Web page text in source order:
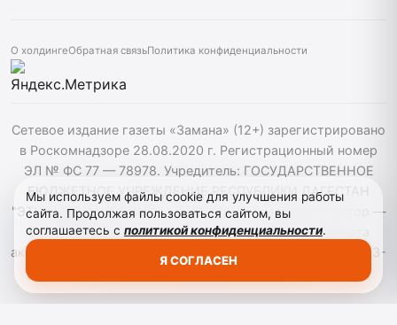
О холдингеОбратная связьПолитика конфиденциальности
Сетевое издание газеты «Замана» (12+) зарегистрировано
в Роскомнадзоре 28.08.2020 г. Регистрационный номер
ЭЛ № ФС 77 — 78978. Учредитель: ГОСУДАРСТВЕННОЕ
БЮДЖЕТНОЕ УЧРЕЖДЕНИЕ РЕСПУБЛИКИ ДАГЕСТАН
"ЭТНОМЕДИАХОЛДИНГ "ДАГЕСТАН". Главный редактор —
Багомедов Р.Р. При использовании материалов сайта
активная гиперссылка на zamana.info обязательна. ©️ 2013-
Мы используем файлы cookie для улучшения работы
сайта. Продолжая пользоваться сайтом, вы
соглашаетесь с политикой конфиденциальности.
Я СОГЛАСЕН